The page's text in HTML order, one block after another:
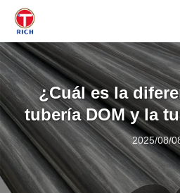
¿Cuál es la
tubería DOM y la
2025/08/